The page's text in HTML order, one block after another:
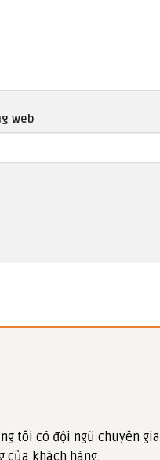
web
tôi có đội ngũ chuyên
của khách hàng.